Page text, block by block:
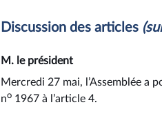
Discussion des articles
M. le président
Mercredi 27 mai, l’Assemblée a
no 1967 à l’article 4.